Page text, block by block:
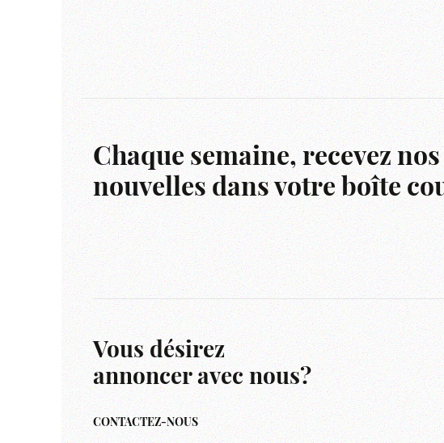
Chaque semaine, recevez
nouvelles dans votre boîte
Vous désirez
annoncer avec nous?
CONTACTEZ-NOUS